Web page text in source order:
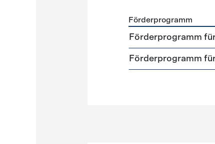
Förderprogramme
Förderprogramm
Förderprogramm
Förderprogramm